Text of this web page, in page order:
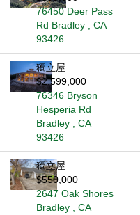
76450 Deer Pass
Rd Bradley , CA
93426
獨立屋
$2,599,000
76346 Bryson
Hesperia Rd
Bradley , CA
93426
獨立屋
$550,000
2647 Oak Shores
Bradley , CA